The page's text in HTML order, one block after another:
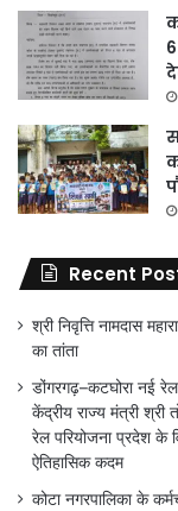
Recent
श्री निवृत्ति नामदास
का तांता
डोंगरगढ़–कटघोरा नई
केंद्रीय राज्य मंत्री
रेल परियोजना प्रदेश के
ऐतिहासिक कदम
कोटा नगरपालिका के